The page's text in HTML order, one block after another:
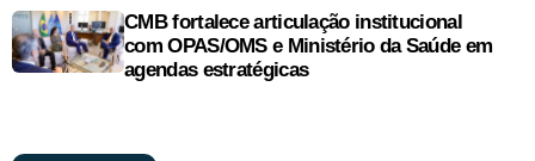
CMB fortalece articulação institucional
com OPAS/OMS e Ministério da Saúde em
agendas estratégicas